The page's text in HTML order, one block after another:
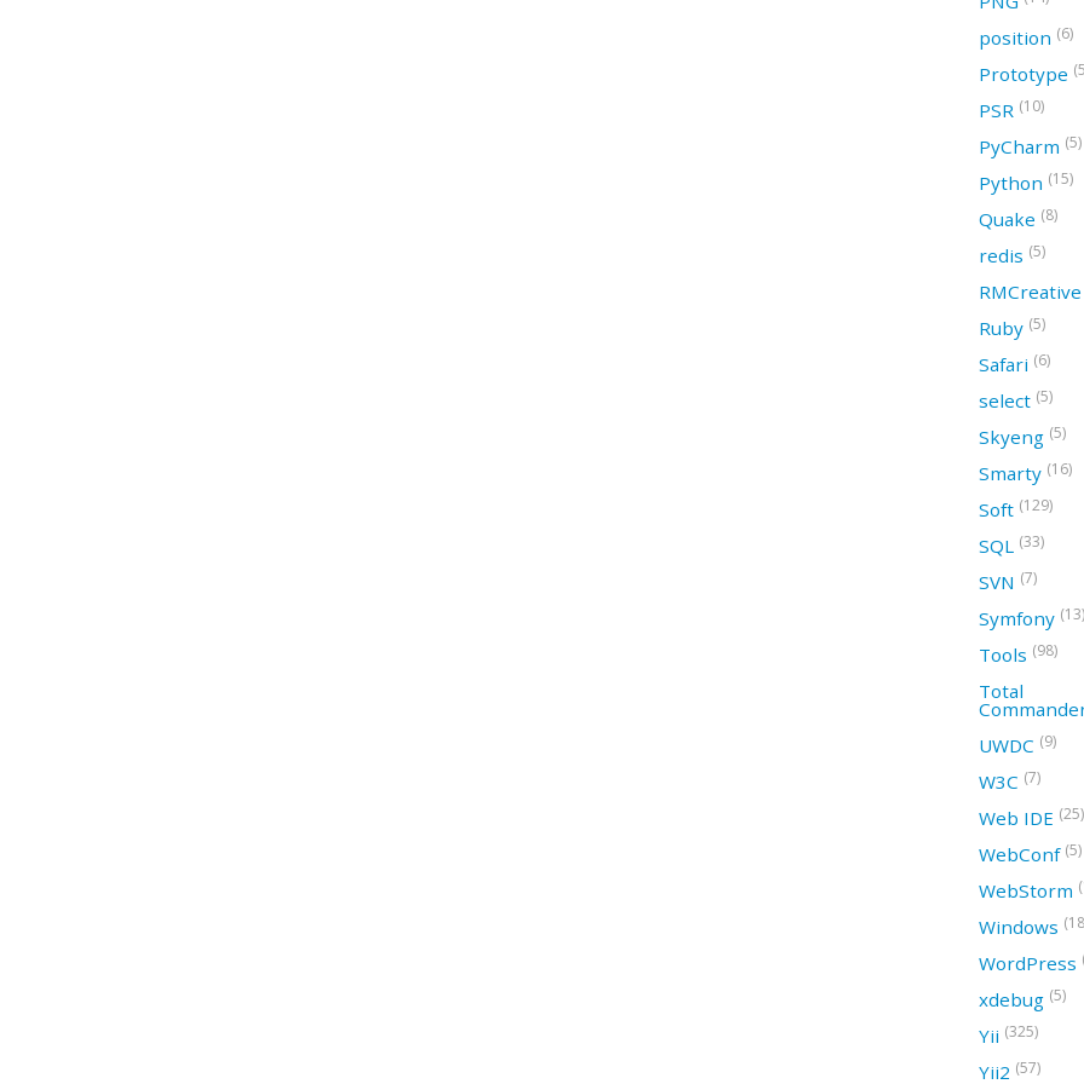
position (6)
Prototype
PSR (10)
PyCharm (5)
Python (15)
Quake (8)
redis (5)
RMCreative
Ruby (5)
Safari (6)
select (5)
Skyeng (5)
Smarty (16)
Soft (129)
SQL (33)
SVN (7)
Symfony (13)
Tools (98)
Total
UWDC (9)
W3C (7)
Web IDE (25)
WebConf (5)
WebStorm
Windows
WordPress
xdebug (5)
Yii (325)
Yii2 (57)